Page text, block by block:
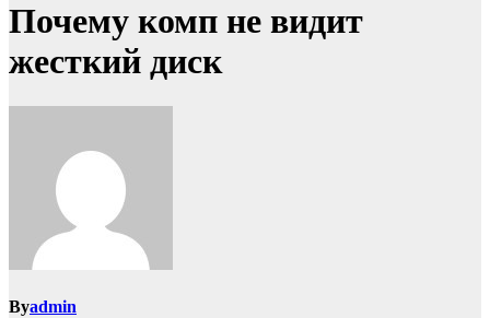
Почему комп не видит
жесткий диск
Byadmin